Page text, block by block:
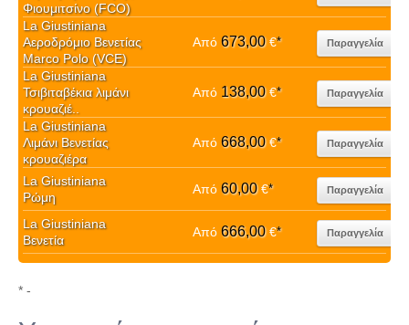
Φιουμιτσίνο (FCO)
La Giustiniana
Αεροδρόμιο Βενετίας
Marco Polo (VCE)
Από 673,00€* Παραγγελία
La Giustiniana
Τσιβιταβέκια λιμάνι
κρουαζιέ..
Από 138,00€* Παραγγελία
La Giustiniana
Λιμάνι Βενετίας
κρουαζιέρα
Από 668,00€* Παραγγελία
La Giustiniana
Ρώμη
Από 60,00€* Παραγγελία
La Giustiniana
Βενετία
Από 666,00€* Παραγγελία
* -